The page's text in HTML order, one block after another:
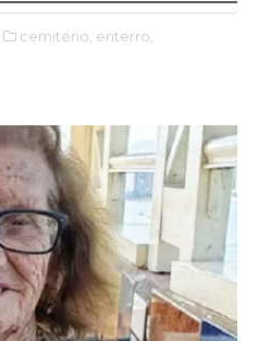
cemitério, enterro,